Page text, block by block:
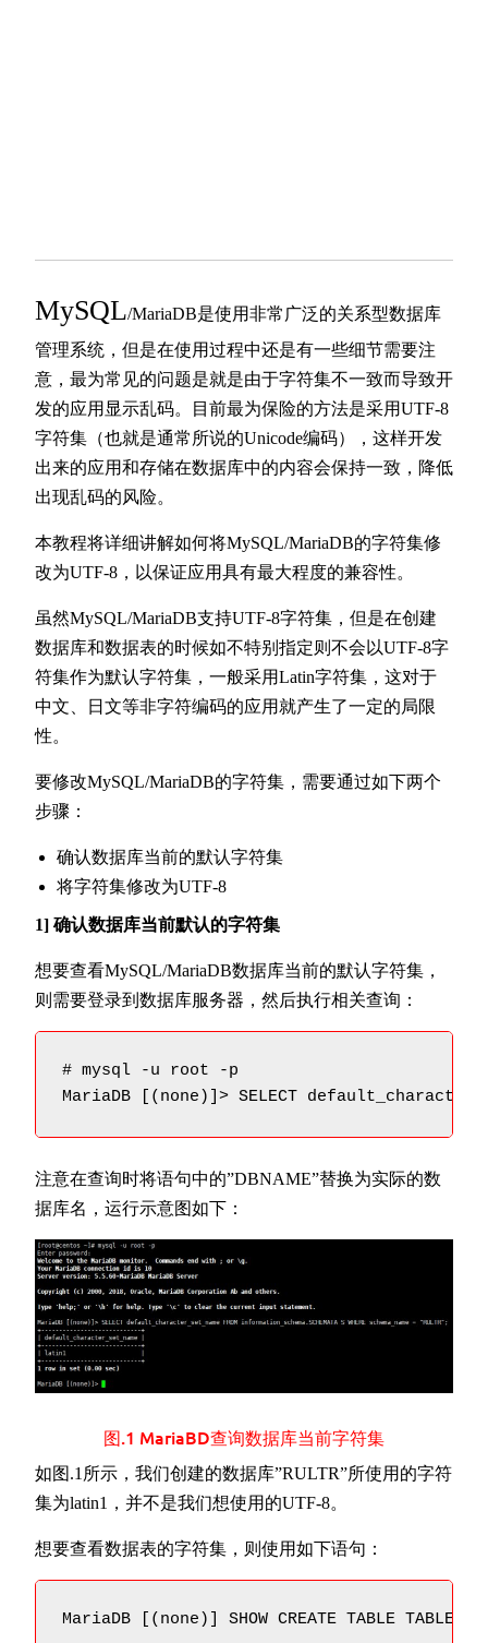
MySQL/MariaDB是使用非常广泛的关系型数据库
管理系统，但是在使用过程中还是有一些细节需要注
意，最为常见的问题是就是由于字符集不一致而导致开
发的应用显示乱码。目前最为保险的方法是采用UTF-8
字符集（也就是通常所说的Unicode编码），这样开发
出来的应用和存储在数据库中的内容会保持一致，降低
出现乱码的风险。
本教程将详细讲解如何将MySQL/MariaDB的字符集修
改为UTF-8，以保证应用具有最大程度的兼容性。
虽然MySQL/MariaDB支持UTF-8字符集，但是在创建
数据库和数据表的时候如不特别指定则不会以UTF-8字
符集作为默认字符集，一般采用Latin字符集，这对于
中文、日文等非字符编码的应用就产生了一定的局限
性。
要修改MySQL/MariaDB的字符集，需要通过如下两个
步骤：
确认数据库当前的默认字符集
将字符集修改为UTF-8
1] 确认数据库当前默认的字符集
想要查看MySQL/MariaDB数据库当前的默认字符集，
则需要登录到数据库服务器，然后执行相关查询：
# mysql -u root -p
MariaDB [(none)]> SELECT
注意在查询时将语句中的”DBNAME”替换为实际的数
据库名，运行示意图如下：
图.1 MariaBD查询数据库当前字符集
如图.1所示，我们创建的数据库”RULTR”所使用的字符
集为latin1，并不是我们想使用的UTF-8。
想要查看数据表的字符集，则使用如下语句：
MariaDB [(none)] SHOW CREATE TABLE